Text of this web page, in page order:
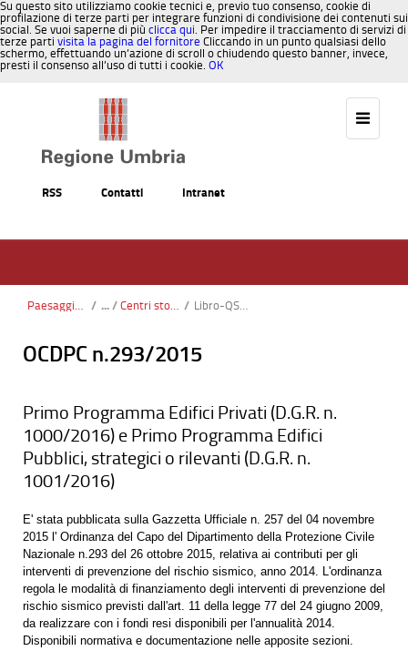
Su questo sito utilizziamo cookie tecnici e, previo tuo consenso, cookie di
profilazione di terze parti per integrare funzioni di condivisione dei contenuti sui
social. Se vuoi saperne di più clicca qui. Per impedire il tracciamento di servizi di
terze parti visita la pagina del fornitore Cliccando in un punto qualsiasi dello
schermo, effettuando un’azione di scroll o chiudendo questo banner, invece,
presti il consenso all’uso di tutti i cookie. OK
RSS Contatti Intranet
Paesaggio, Territorio, Urbanistica / Centri storici / Libro-QSV.jpg
OCDPC n.293/2015
Primo Programma Edifici Privati (D.G.R. n.
1000/2016) e Primo Programma Edifici
Pubblici, strategici o rilevanti (D.G.R. n.
1001/2016)
E' stata pubblicata sulla Gazzetta Ufficiale n. 257 del 04 novembre
2015 l' Ordinanza del Capo del Dipartimento della Protezione Civile
Nazionale n.293 del 26 ottobre 2015, relativa ai contributi per gli
interventi di prevenzione del rischio sismico, anno 2014. L'ordinanza
regola le modalità di finanziamento degli interventi di prevenzione del
rischio sismico previsti dall'art. 11 della legge 77 del 24 giugno 2009,
da realizzare con i fondi resi disponibili per l'annualità 2014.
Disponibili normativa e documentazione nelle apposite sezioni.